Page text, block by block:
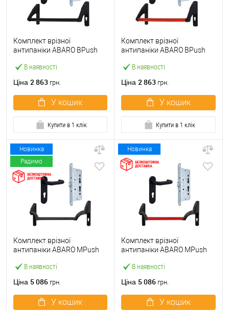
В наявності
Комплект врізної
антипаніки ABARO BPush
чорний із замком та ручкою
Ціна 2 863 грн.
У кошик
Купити в 1 клік
В наявності
Комплект врізної
антипаніки ABARO BPush
червоний із замком та
Ціна 2 863 грн.
У кошик
Купити в 1 клік
Новинка
Радимо
В наявності
Комплект врізної
антипаніки ABARO МPush
чорний із замком та ручкою
Ціна 5 086 грн.
У кошик
Новинка
В наявності
Комплект врізної
антипаніки ABARO МPush
червоний із замком та
Ціна 5 086 грн.
У кошик